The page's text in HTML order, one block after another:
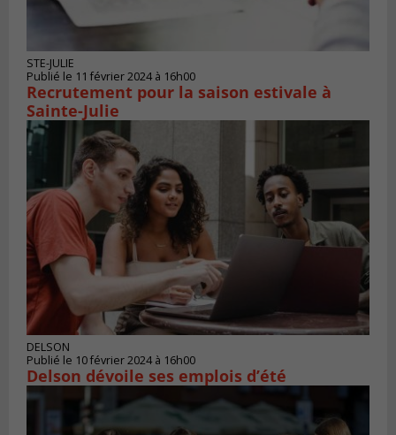
STE-JULIE
Publié le 11 février 2024 à 16h00
Recrutement pour la saison estivale à
Sainte-Julie
DELSON
Publié le 10 février 2024 à 16h00
Delson dévoile ses emplois d’été